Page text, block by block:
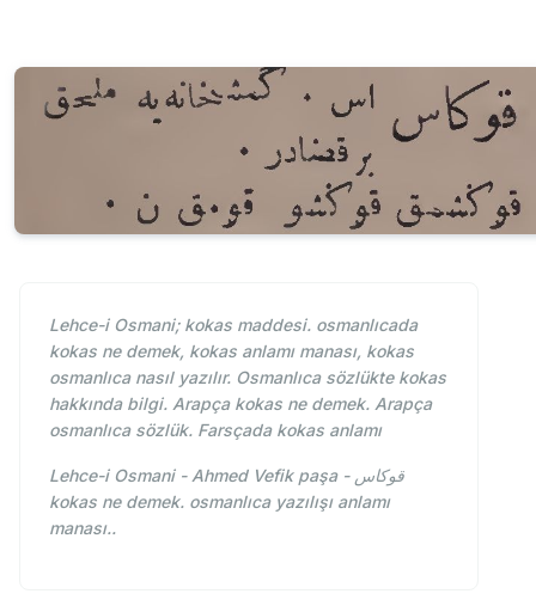
Lehce-i Osmani; kokas maddesi. osmanlıcada
kokas ne demek, kokas anlamı manası, kokas
osmanlıca nasıl yazılır. Osmanlıca sözlükte kokas
hakkında bilgi. Arapça kokas ne demek. Arapça
osmanlıca sözlük. Farsçada kokas anlamı
Lehce-i Osmani - Ahmed Vefik paşa - قوكاس
kokas ne demek. osmanlıca yazılışı anlamı
manası..